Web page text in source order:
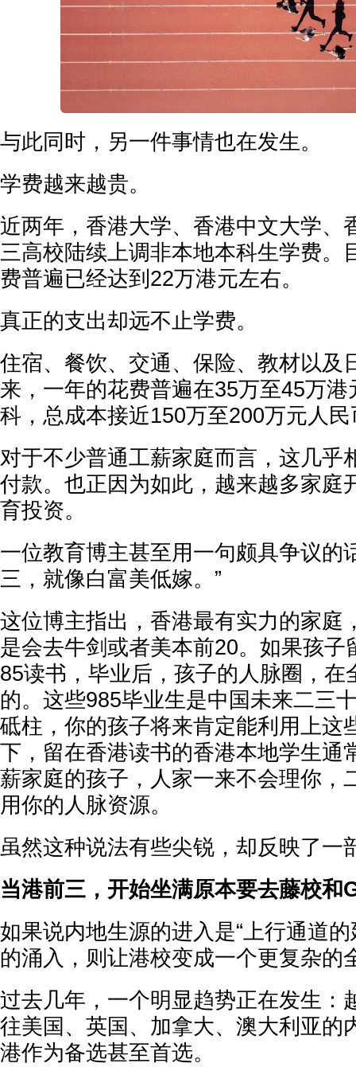
与此同时，另一件事情也在发生。
学费越来越贵。
近两年，香港大学、香港中文大学、
三高校陆续上调非本地本科生学费。
费普遍已经达到22万港元左右。
真正的支出却远不止学费。
住宿、餐饮、交通、保险、教材以及
来，一年的花费普遍在35万至45万
科，总成本接近150万至200万元人民
对于不少普通工薪家庭而言，这几乎
付款。也正因为如此，越来越多家庭
育投资。
一位教育博主甚至用一句颇具争议的
三，就像白富美低嫁。”
这位博主指出，香港最有实力的家庭
是会去牛剑或者美本前20。如果孩子
85读书，毕业后，孩子的人脉圈，在
的。这些985毕业生是中国未来二三
砥柱，你的孩子将来肯定能利用上这
下，留在香港读书的香港本地学生通
薪家庭的孩子，人家一来不会理你，
用你的人脉资源。
虽然这种说法有些尖锐，却反映了一
当港前三，开始坐满原本要去藤校和
如果说内地生源的进入是“上行通道
的涌入，则让港校变成一个更复杂的
过去几年，一个明显趋势正在发生：
往美国、英国、加拿大、澳大利亚的
港作为备选甚至首选。